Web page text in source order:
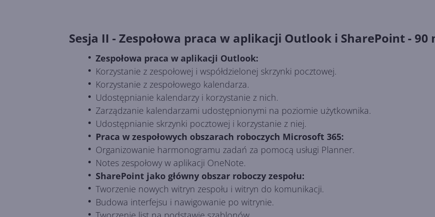
Sesja II - Zespołowa praca w aplikacji Outlook i SharePoint - 90
Zespołowa praca w aplikacji Outlook:
Korzystanie z zespołowej i współdzielonej skrzynki pocztowej.
Korzystanie z zespołowego kalendarza.
Udostępnianie kalendarzy i korzystanie z nich.
Zarządzanie kalendarzami udostępnionymi na poziomie użytkownika.
Udostępnianie skrzynki pocztowej i korzystanie z niej.
Praca w zespołowych obszarach roboczych Microsoft 365:
Organizowanie harmonogramu zadań za pomocą usługi Planner.
Notes zespołowy w aplikacji OneNote.
SharePoint jako główny obszar roboczy zespołu:
Tworzenie nowych witryn zespołu i witryn do komunikacji.
Budowa interfejsu i nawigowanie po witrynie.